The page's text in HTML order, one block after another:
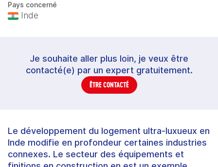
Pays concerné
Inde
Je souhaite aller plus loin, je veux être
contacté(e) par un expert gratuitement.
ÊTRE CONTACTÉ
Le développement du logement ultra-luxueux en
Inde modifie en profondeur certaines industries
connexes. Le secteur des équipements et